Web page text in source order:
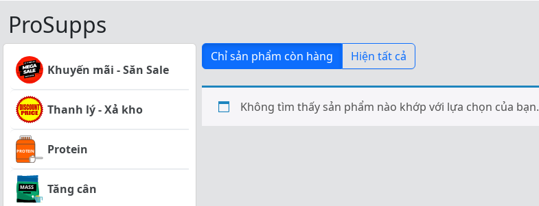
ProSupps
Khuyến mãi - Săn Sale
Thanh lý - Xả kho
Protein
Tăng cân
Chỉ sản phẩm còn hàng Hiện tất cả
Không tìm thấy sản phẩm nào khớp với lựa chọn của bạn.